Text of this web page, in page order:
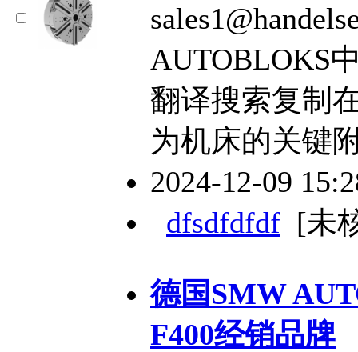
AUTOBLOKS
翻译搜索复制
为机床的关键
2024-12-09
dfsdfdfdf [未
德国SMW
F400经销品牌